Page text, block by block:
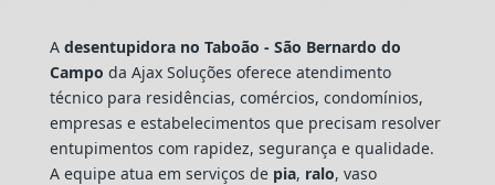
A desentupidora no Taboão - São Bernardo do
Campo da Ajax Soluções oferece atendimento
técnico para residências, comércios, condomínios,
empresas e estabelecimentos que precisam resolver
entupimentos com rapidez, segurança e qualidade.
A equipe atua em serviços de pia, ralo, vaso